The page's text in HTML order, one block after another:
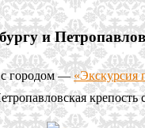
и
с городом —«Экскурсия